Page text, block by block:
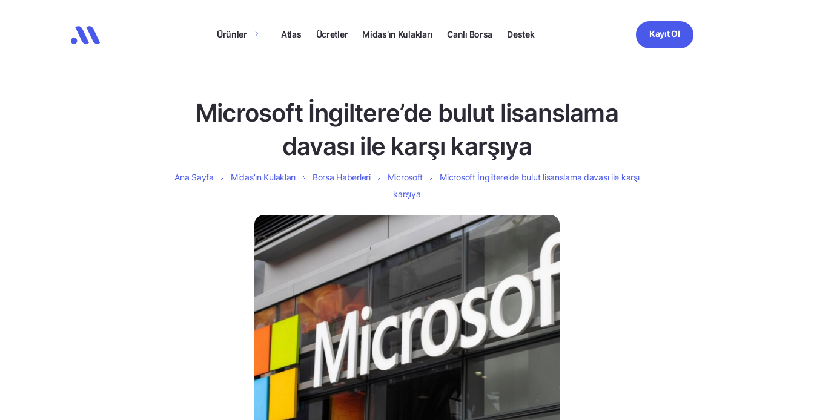
Ürünler Atlas Ücretler Midas’ın Kulakları Canlı Borsa Destek Kayıt Ol
Microsoft İngiltere’de bulut lisanslama
davası ile karşı karşıya
Ana Sayfa Midas’ın Kulakları Borsa Haberleri Microsoft
Microsoft İngiltere’de bulut lisanslama davası ile karşı
karşıya